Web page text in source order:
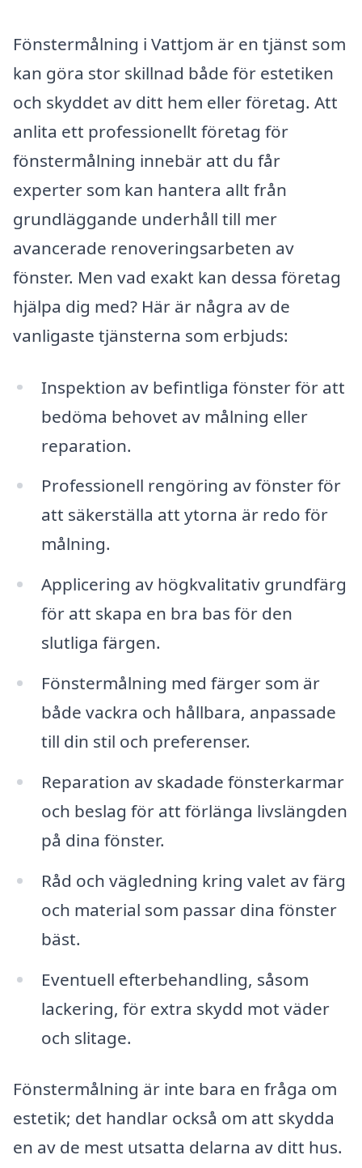
Fönstermålning i Vattjom är en tjänst som
kan göra stor skillnad både för estetiken
och skyddet av ditt hem eller företag. Att
anlita ett professionellt företag för
fönstermålning innebär att du får
experter som kan hantera allt från
grundläggande underhåll till mer
avancerade renoveringsarbeten av
fönster. Men vad exakt kan dessa företag
hjälpa dig med? Här är några av de
vanligaste tjänsterna som erbjuds:
Inspektion av befintliga fönster för att
bedöma behovet av målning eller
reparation.
Professionell rengöring av fönster för
att säkerställa att ytorna är redo för
målning.
Applicering av högkvalitativ grundfärg
för att skapa en bra bas för den
slutliga färgen.
Fönstermålning med färger som är
både vackra och hållbara, anpassade
till din stil och preferenser.
Reparation av skadade fönsterkarmar
och beslag för att förlänga livslängden
på dina fönster.
Råd och vägledning kring valet av färg
och material som passar dina fönster
bäst.
Eventuell efterbehandling, såsom
lackering, för extra skydd mot väder
och slitage.
Fönstermålning är inte bara en fråga om
estetik; det handlar också om att skydda
en av de mest utsatta delarna av ditt hus.